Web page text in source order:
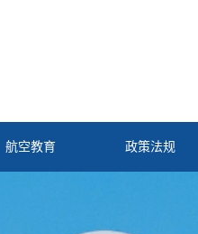
航空教育 政策法规